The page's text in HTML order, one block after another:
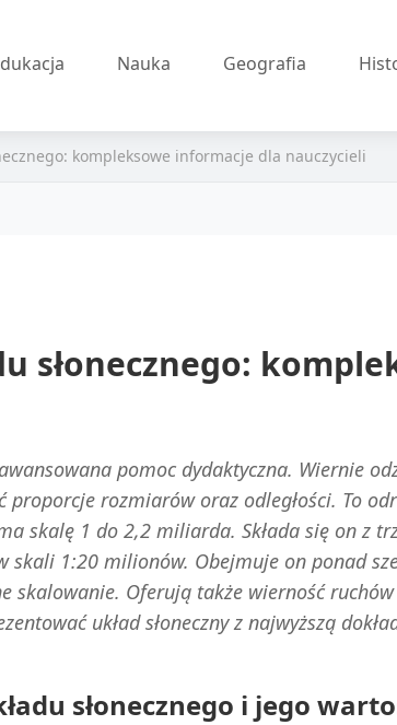
Nauka Geografia
kompleksowe informacje dla nauczycieli
słonecznego:
pomoc dydaktyczna. Wiernie
rozmiarów oraz odległości. To
skalę 1 do 2,2 miliarda. Składa się on z
skali 1:20 milionów. Obejmuje on ponad
skalowanie. Oferują także wierność
układ słoneczny z najwyższą
słonecznego i jego